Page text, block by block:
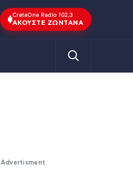
CretaOne Radio 102,3
ΑΚΟΎΣΤΕ ΖΩΝΤΑΝΆ
Advertisment